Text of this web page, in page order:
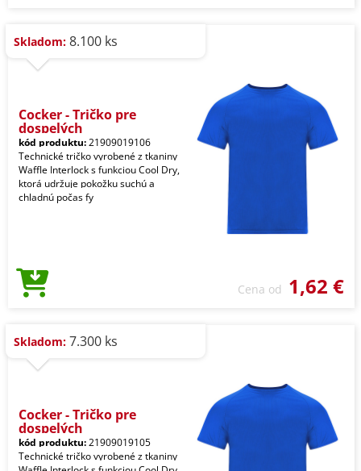
Skladom: 8.100 ks
Cocker - Tričko pre
dospelých
kód produktu:21909019106
Technické tričko vyrobené z tkaniny
Waffle Interlock s funkciou Cool Dry,
ktorá udržuje pokožku suchú a
chladnú počas fy
Cena od 1,62 €
Skladom: 7.300 ks
Cocker - Tričko pre
dospelých
kód produktu:21909019105
Technické tričko vyrobené z tkaniny